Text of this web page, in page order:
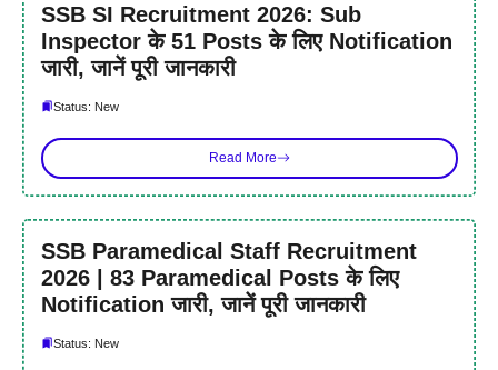
SSB SI Recruitment 2026: Sub
Inspector के 51 Posts के लिए Notification
जारी, जानें पूरी जानकारी
Status: New
Read More
SSB Paramedical Staff Recruitment
2026 | 83 Paramedical Posts के लिए
Notification जारी, जानें पूरी जानकारी
Status: New